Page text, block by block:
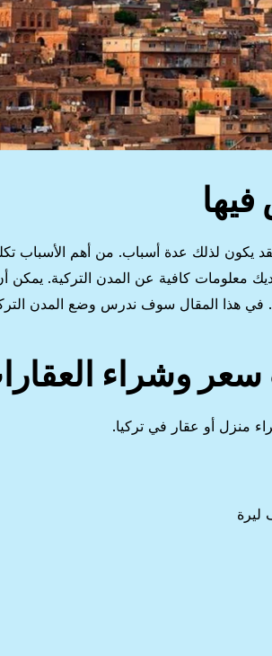
يكون لذلك عدة أسباب. من أهم الأسباب
معلومات كافية عن المدن التركية. يمكن
في هذا المقال سوف ندرس وضع المدن
وشراء
منزل أو عقار في تركيا.